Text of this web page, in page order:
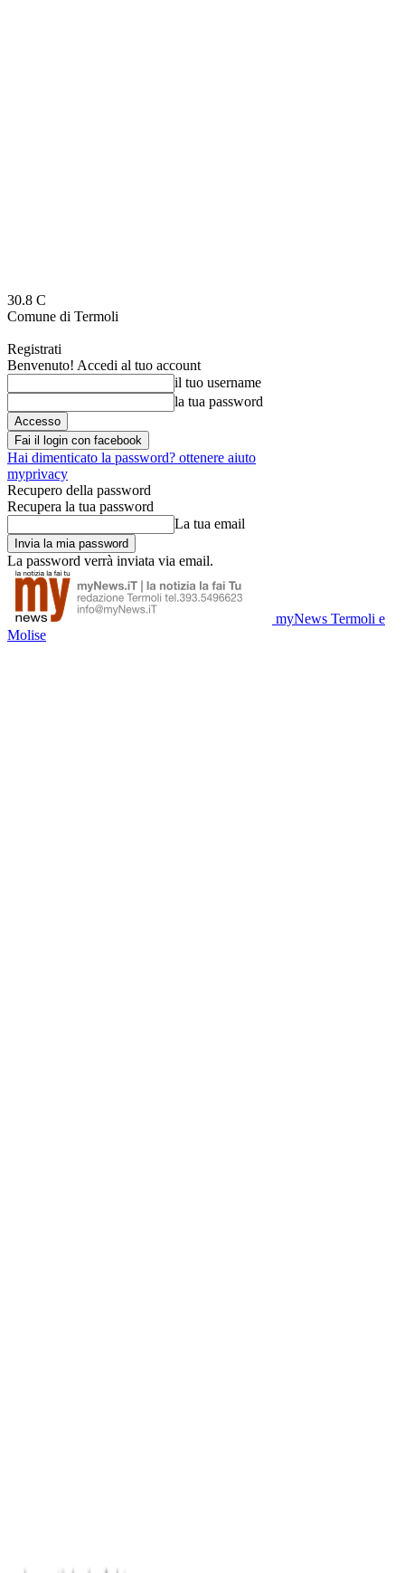
30.8 C
Comune di Termoli
Registrati
Benvenuto! Accedi al tuo account
il tuo username
la tua password
Fai il login con facebook
Hai dimenticato la password? ottenere aiuto
myprivacy
Recupero della password
Recupera la tua password
La tua email
La password verrà inviata via email.
myNews Termoli e
Molise